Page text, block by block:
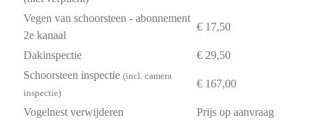
Vegen van schoorsteen - abonnement
2e kanaal
€ 17,50
Dakinspectie
€ 29,50
Schoorsteen inspectie (incl. camera
inspectie)
€ 167,00
Vogelnest verwijderen
Prijs op aanvraag